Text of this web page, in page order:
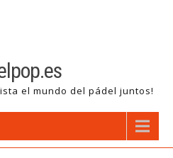
el mundo del pádel juntos!